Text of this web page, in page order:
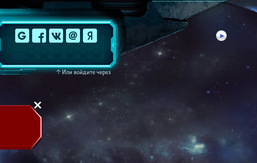
↑Или войдите через